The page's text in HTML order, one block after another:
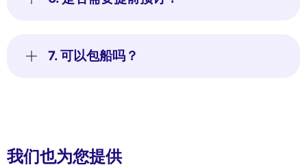
7. 可以包船吗？
我们也为您提供